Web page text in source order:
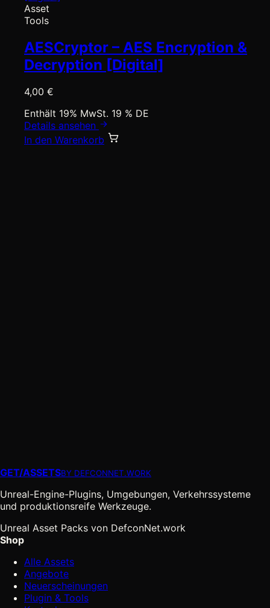
Asset
Tools
AESCryptor – AES Encryption &
Decryption [Digital]
4,00 €
Enthält 19% MwSt. 19 % DE
Details ansehen
In den Warenkorb
GET/ASSETSBY DEFCONNET.WORK
Unreal-Engine-Plugins, Umgebungen, Verkehrssysteme
und produktionsreife Werkzeuge.
Unreal Asset Packs von DefconNet.work
Shop
Alle Assets
Angebote
Neuerscheinungen
Plugin & Tools